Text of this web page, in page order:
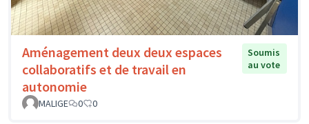
Aménagement deux deux espaces
collaboratifs et de travail en
autonomie
Soumis
au vote
MALIGE 0 0